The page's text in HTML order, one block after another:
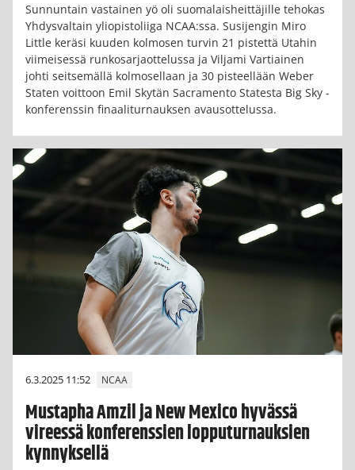
Sunnuntain vastainen yö oli suomalaisheittäjille tehokas
Yhdysvaltain yliopistoliiga NCAA:ssa. Susijengin Miro
Little keräsi kuuden kolmosen turvin 21 pistettä Utahin
viimeisessä runkosarjaottelussa ja Viljami Vartiainen
johti seitsemällä kolmosellaan ja 30 pisteellään Weber
Staten voittoon Emil Skytän Sacramento Statesta Big Sky -
konferenssin finaaliturnauksen avausottelussa.
6.3.2025 11:52 NCAA
Mustapha Amzil ja New Mexico hyvässä
vireessä konferenssien lopputurnauksien
kynnyksellä